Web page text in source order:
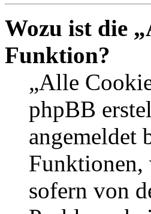
Wozu ist die
Funktion?
„Alle
phpBB
angemeldet
Funktionen,
sofern von